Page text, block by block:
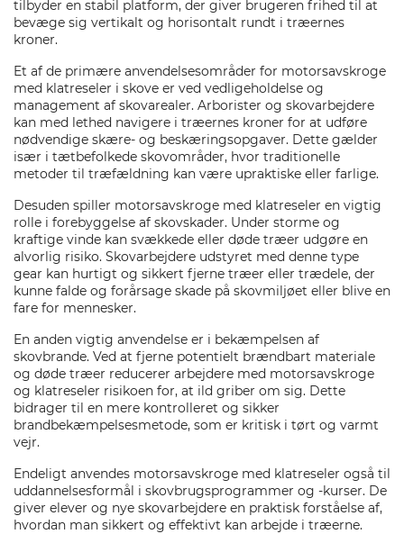
tilbyder en stabil platform, der giver brugeren frihed til at
bevæge sig vertikalt og horisontalt rundt i træernes
kroner.
Et af de primære anvendelsesområder for motorsavskroge
med klatreseler i skove er ved vedligeholdelse og
management af skovarealer. Arborister og skovarbejdere
kan med lethed navigere i træernes kroner for at udføre
nødvendige skære- og beskæringsopgaver. Dette gælder
især i tætbefolkede skovområder, hvor traditionelle
metoder til træfældning kan være upraktiske eller farlige.
Desuden spiller motorsavskroge med klatreseler en vigtig
rolle i forebyggelse af skovskader. Under storme og
kraftige vinde kan svækkede eller døde træer udgøre en
alvorlig risiko. Skovarbejdere udstyret med denne type
gear kan hurtigt og sikkert fjerne træer eller trædele, der
kunne falde og forårsage skade på skovmiljøet eller blive en
fare for mennesker.
En anden vigtig anvendelse er i bekæmpelsen af
skovbrande. Ved at fjerne potentielt brændbart materiale
og døde træer reducerer arbejdere med motorsavskroge
og klatreseler risikoen for, at ild griber om sig. Dette
bidrager til en mere kontrolleret og sikker
brandbekæmpelsesmetode, som er kritisk i tørt og varmt
vejr.
Endeligt anvendes motorsavskroge med klatreseler også til
uddannelsesformål i skovbrugsprogrammer og -kurser. De
giver elever og nye skovarbejdere en praktisk forståelse af,
hvordan man sikkert og effektivt kan arbejde i træerne.